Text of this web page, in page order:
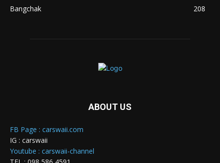
Bangchak
208
ABOUT US
FB Page : carswaii.com
IG : carswaii
Youtube : carswaii-channel